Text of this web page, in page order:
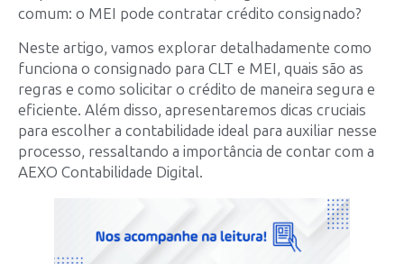
comum: o MEI pode contratar crédito consignado?
Neste artigo, vamos explorar detalhadamente como
funciona o consignado para CLT e MEI, quais são as
regras e como solicitar o crédito de maneira segura e
eficiente. Além disso, apresentaremos dicas cruciais
para escolher a contabilidade ideal para auxiliar nesse
processo, ressaltando a importância de contar com a
AEXO Contabilidade Digital.